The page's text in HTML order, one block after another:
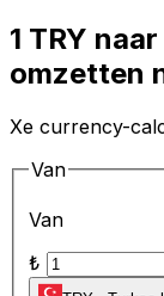
1 TRY
omzetten
Xe currency-
Van
Van
₺